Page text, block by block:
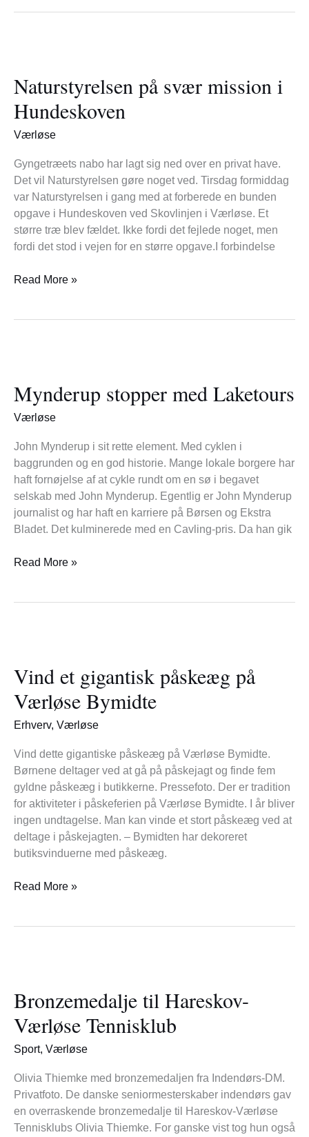
Naturstyrelsen på svær mission i
Hundeskoven
Værløse
Gyngetræets nabo har lagt sig ned over en privat have.
Det vil Naturstyrelsen gøre noget ved. Tirsdag formiddag
var Naturstyrelsen i gang med at forberede en bunden
opgave i Hundeskoven ved Skovlinjen i Værløse. Et
større træ blev fældet. Ikke fordi det fejlede noget, men
fordi det stod i vejen for en større opgave.I forbindelse
svær
mission
Hundeskoven
Read More »
Mynderup stopper med Laketours
Værløse
John Mynderup i sit rette element. Med cyklen i
baggrunden og en god historie. Mange lokale borgere har
haft fornøjelse af at cykle rundt om en sø i begavet
selskab med John Mynderup. Egentlig er John Mynderup
journalist og har haft en karriere på Børsen og Ekstra
Bladet. Det kulminerede med en Cavling-pris. Da han gik
med
Laketours
Read More »
Vind et gigantisk påskeæg på
Værløse Bymidte
Erhverv, Værløse
Vind dette gigantiske påskeæg på Værløse Bymidte.
Børnene deltager ved at gå på påskejagt og finde fem
gyldne påskeæg i butikkerne. Pressefoto. Der er tradition
for aktiviteter i påskeferien på Værløse Bymidte. I år bliver
ingen undtagelse. Man kan vinde et stort påskeæg ved at
deltage i påskejagten. – Bymidten har dekoreret
butiksvinduerne med påskeæg.
gigantisk
påskeæg
på
Værløse
Read More »
Bronzemedalje til Hareskov-
Værløse Tennisklub
Sport, Værløse
Olivia Thiemke med bronzemedaljen fra Indendørs-DM.
Privatfoto. De danske seniormesterskaber indendørs gav
en overraskende bronzemedalje til Hareskov-Værløse
Tennisklubs Olivia Thiemke. For ganske vist tog hun også
Hareskov-
Værløse
Tennisklub